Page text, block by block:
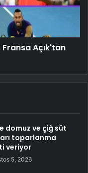
Açık'tan
domuz ve çiğ süt
toparlanma
veriyor
5, 2026